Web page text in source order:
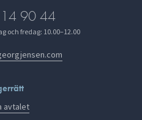
90 44
och fredag: 10.00–12.00
avtalet